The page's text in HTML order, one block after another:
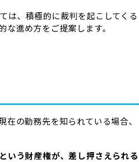
は、積極的に裁判を起こしてくる
進め方をご提案します。
の勤務先を知られている場合、
いう財産権が、差し押さえられる